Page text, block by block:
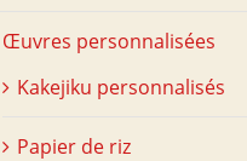
Œuvres personnalisées
Kakejiku personnalisés
Papier de riz